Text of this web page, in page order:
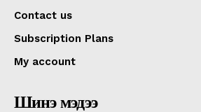
Contact us
Subscription Plans
My account
Шинэ мэдээ